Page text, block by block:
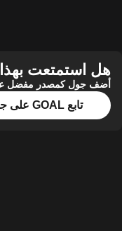
هل استمتعت
أضف جول كمصدر مفضل على
تابع GOAL على جوجل